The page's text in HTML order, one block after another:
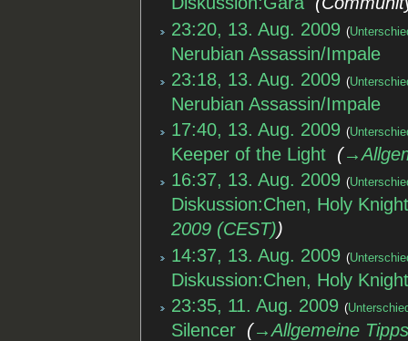
23:20, 13. Aug. 2009
Nerubian Assassin/Impale
23:18, 13. Aug. 2009
Nerubian Assassin/Impale
17:40, 13. Aug. 2009
Keeper of the Light
16:37, 13. Aug. 2009
Diskussion:Chen, Holy
2009 (CEST)
14:37, 13. Aug. 2009
Diskussion:Chen, Holy
23:35, 11. Aug. 2009
Silencer
→‎Allgemeine